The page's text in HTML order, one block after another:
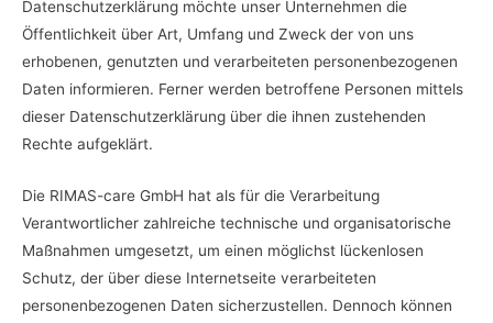
Datenschutzerklärung möchte unser Unternehmen die
Öffentlichkeit über Art, Umfang und Zweck der von uns
erhobenen, genutzten und verarbeiteten personenbezogenen
Daten informieren. Ferner werden betroffene Personen mittels
dieser Datenschutzerklärung über die ihnen zustehenden
Rechte aufgeklärt.
Die RIMAS-care GmbH hat als für die Verarbeitung
Verantwortlicher zahlreiche technische und organisatorische
Maßnahmen umgesetzt, um einen möglichst lückenlosen
Schutz, der über diese Internetseite verarbeiteten
personenbezogenen Daten sicherzustellen. Dennoch können